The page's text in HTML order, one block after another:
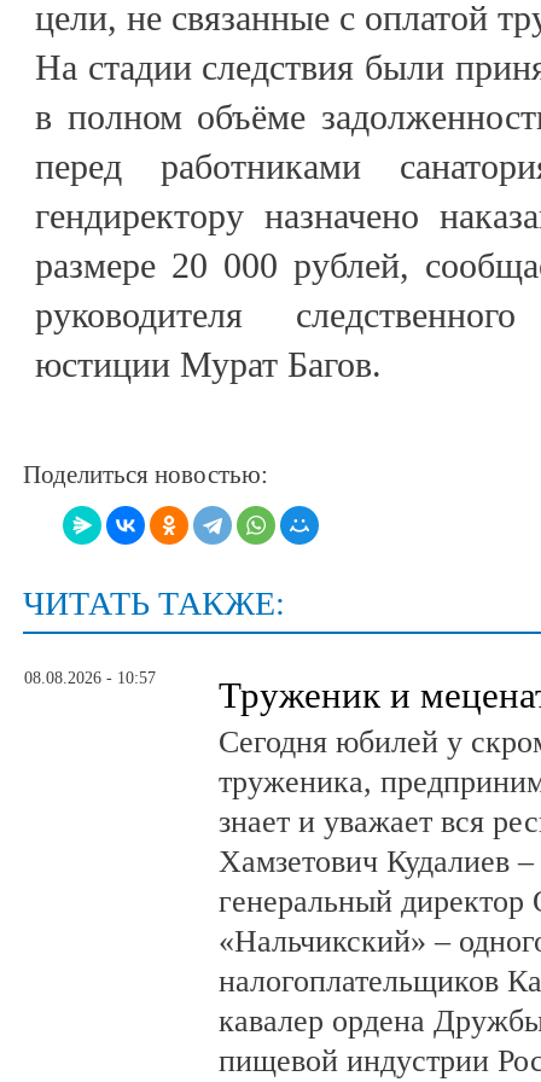
цели, не связанные с оплатой
На стадии следствия были
в полном объёме
перед работниками
гендиректору назначено
размере 20 000 рублей,
руководителя
юстиции Мурат Багов.
Поделиться новостью:
ЧИТАТЬ ТАКЖЕ:
08.08.2026 - 10:57 Труженик и
Сегодня юбилей у
труженика,
знает и уважает вся
Хамзетович Кудалиев
генеральный
«Нальчикский» –
налогоплательщиков
кавалер ордена
пищевой индустрии